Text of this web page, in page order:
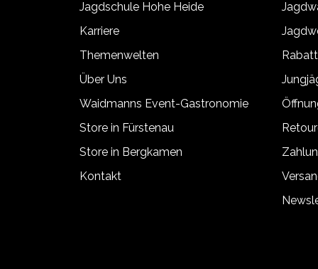
Jagdschule Hohe Heide
Karriere
Themenwelten
Über Uns
Waidmanns Event-Gastronomie
Store in Fürstenau
Store in Bergkamen
Kontakt